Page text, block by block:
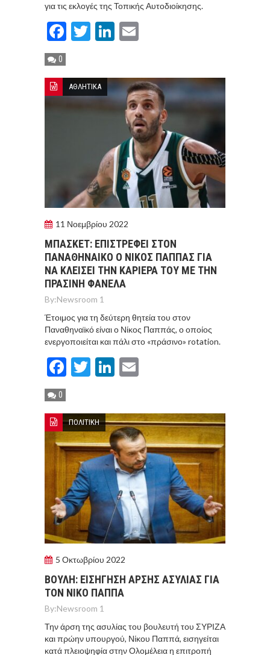
για τις εκλογές της Τοπικής Αυτοδιοίκησης.
Facebook
TwitterLinkedIn
0
ΑΘΛΗΤΙΚΑ
11 Νοεμβρίου 2022
ΜΠΑΣΚΕΤ: ΕΠΙΣΤΡΕΦΕΙ ΣΤΟΝ
ΠΑΝΑΘΗΝΑΙΚΟ Ο ΝΙΚΟΣ ΠΑΠΠΑΣ ΓΙΑ
ΝΑ ΚΛΕΙΣΕΙ ΤΗΝ ΚΑΡΙΕΡΑ ΤΟΥ ΜΕ ΤΗΝ
ΠΡΑΣΙΝΗ ΦΑΝΕΛΑ
By:Newsroom 1
Έτοιμος για τη δεύτερη θητεία του στον
Παναθηναϊκό είναι ο Νίκος Παππάς, ο οποίος
ενεργοποιείται και πάλι στο «πράσινο» rotation.
Facebook
TwitterLinkedIn
0
ΠΟΛΙΤΙΚΗ
5 Οκτωβρίου 2022
ΒΟΥΛΗ: ΕΙΣΗΓΗΣΗ ΑΡΣΗΣ ΑΣΥΛΙΑΣ ΓΙΑ
ΤΟΝ ΝΙΚΟ ΠΑΠΠΑ
By:Newsroom 1
Την άρση της ασυλίας του βουλευτή του ΣΥΡΙΖΑ
και πρώην υπουργού, Νίκου Παππά, εισηγείται
κατά πλειοψηφία στην Ολομέλεια η επιτροπή